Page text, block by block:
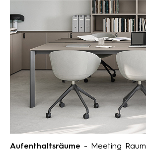
Aufenthaltsräume - Meeting Raum